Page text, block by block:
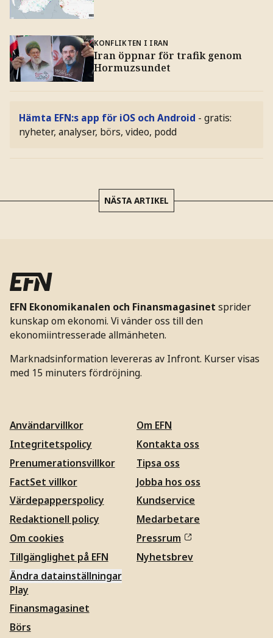
KONFLIKTEN I IRAN
Iran öppnar för trafik genom
Hormuzsundet
Hämta EFN:s app för iOS och Android - gratis:
nyheter, analyser, börs, video, podd
NÄSTA ARTIKEL
EFN Ekonomikanalen och Finansmagasinet sprider
kunskap om ekonomi. Vi vänder oss till den
ekonomiintresserade allmänheten.
Marknadsinformation levereras av Infront. Kurser visas
med 15 minuters fördröjning.
Användarvillkor
Integritetspolicy
Prenumerationsvillkor
FactSet villkor
Värdepapperspolicy
Redaktionell policy
Om cookies
Tillgänglighet på EFN
Ändra datainställningar
Om EFN
Kontakta oss
Tipsa oss
Jobba hos oss
Kundservice
Medarbetare
Pressrum
Nyhetsbrev
Play
Finansmagasinet
Börs